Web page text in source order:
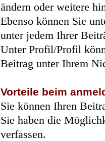
ändern oder weitere
Ebenso können Sie
unter jedem Ihrer
Unter Profil/Profil
Beitrag unter Ihrem
Vorteile beim
Sie können Ihren
Sie haben die
verfassen.